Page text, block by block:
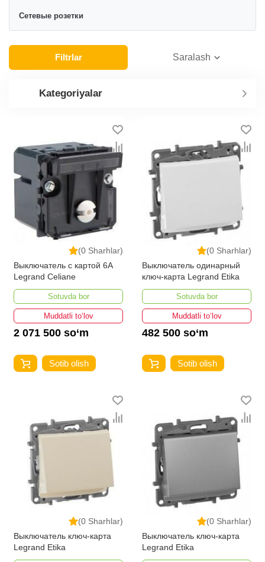
Сетевые розетки
Filtrlar Saralash
Kategoriyalar
(0 Sharhlar)
Выключатель с картой 6А
Legrand Celiane
Sotuvda bor
Muddatli to‘lov
2 071 500 so‘m
Sotib olish
(0 Sharhlar)
Выключатель одинарный
ключ-карта Legrand Etika
Sotuvda bor
Muddatli to‘lov
482 500 so‘m
Sotib olish
(0 Sharhlar)
Выключатель ключ-карта
Legrand Etika
(0 Sharhlar)
Выключатель ключ-карта
Legrand Etika